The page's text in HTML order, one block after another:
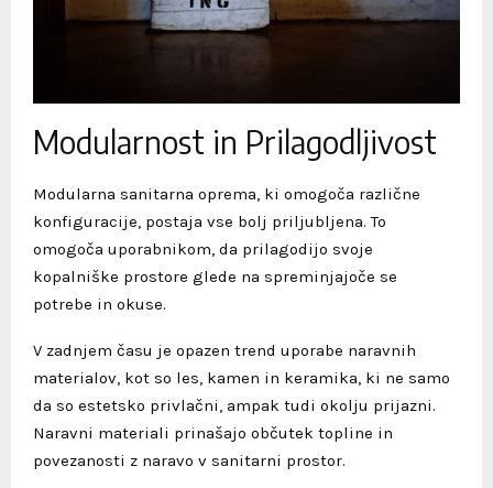
Modularnost in Prilagodljivost
Modularna sanitarna oprema, ki omogoča različne
konfiguracije, postaja vse bolj priljubljena. To
omogoča uporabnikom, da prilagodijo svoje
kopalniške prostore glede na spreminjajoče se
potrebe in okuse.
V zadnjem času je opazen trend uporabe naravnih
materialov, kot so les, kamen in keramika, ki ne samo
da so estetsko privlačni, ampak tudi okolju prijazni.
Naravni materiali prinašajo občutek topline in
povezanosti z naravo v sanitarni prostor.